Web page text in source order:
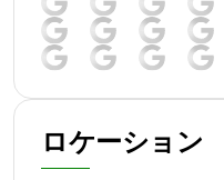
ロケーション